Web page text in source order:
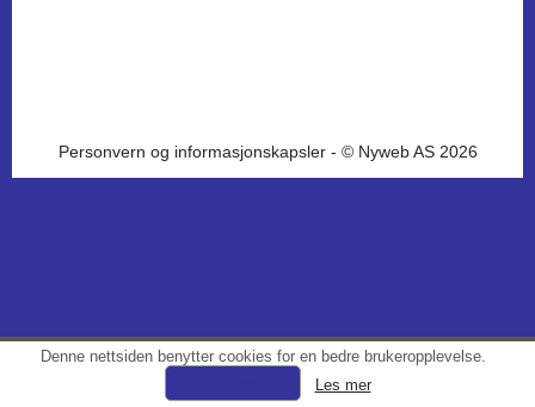
Personvern og informasjonskapsler- © Nyweb AS 2026
Denne nettsiden benytter cookies for en bedre brukeropplevelse.
Les mer